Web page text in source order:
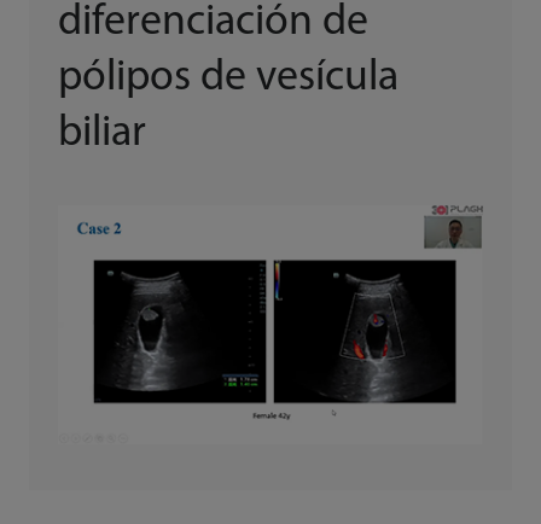
diferenciación de
pólipos de vesícula
biliar